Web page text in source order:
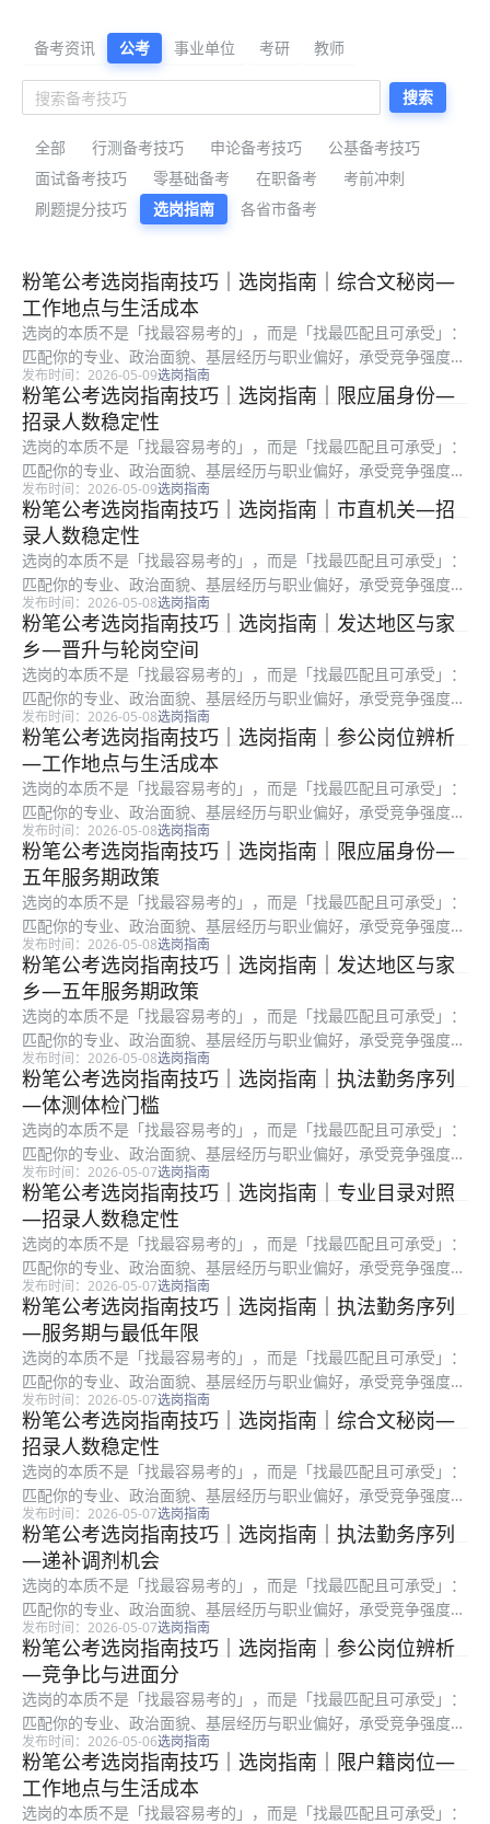
公考备考资料与公告解读
备考资讯 公考 事业单位 考研 教师
搜索
全部 行测备考技巧 申论备考技巧
公基备考技巧
面试备考技巧
零基础备考 在职备考
考前冲刺
刷题提分技巧
选岗指南 各省市备考
最新公考备考资料
粉笔公考选岗指南技巧｜选岗指南｜综合文秘岗—
工作地点与生活成本
选岗的本质不是「找最容易考的」，而是「找最匹配且可承受」：
匹配你的专业、政治面貌、基层经历与职业偏好，承受竞争强度、
地域成本与岗位强度。很多考生只看招录人数或粗看竞争比，却忽
略备注栏、服务期、最低服务年限、是否需要加试专业科目等硬条
件。把进...
发布时间：2026-05-09选岗指南
粉笔公考选岗指南技巧｜选岗指南｜限应届身份—
招录人数稳定性
选岗的本质不是「找最容易考的」，而是「找最匹配且可承受」：
匹配你的专业、政治面貌、基层经历与职业偏好，承受竞争强度、
地域成本与岗位强度。很多考生只看招录人数或粗看竞争比，却忽
略备注栏、服务期、最低服务年限、是否需要加试专业科目等硬条
件。碎片...
发布时间：2026-05-09选岗指南
粉笔公考选岗指南技巧｜选岗指南｜市直机关—招
录人数稳定性
选岗的本质不是「找最容易考的」，而是「找最匹配且可承受」：
匹配你的专业、政治面貌、基层经历与职业偏好，承受竞争强度、
地域成本与岗位强度。很多考生只看招录人数或粗看竞争比，却忽
略备注栏、服务期、最低服务年限、是否需要加试专业科目等硬条
件。把进...
发布时间：2026-05-08选岗指南
粉笔公考选岗指南技巧｜选岗指南｜发达地区与家
乡—晋升与轮岗空间
选岗的本质不是「找最容易考的」，而是「找最匹配且可承受」：
匹配你的专业、政治面貌、基层经历与职业偏好，承受竞争强度、
地域成本与岗位强度。很多考生只看招录人数或粗看竞争比，却忽
略备注栏、服务期、最低服务年限、是否需要加试专业科目等硬条
件。碎片...
发布时间：2026-05-08选岗指南
粉笔公考选岗指南技巧｜选岗指南｜参公岗位辨析
—工作地点与生活成本
选岗的本质不是「找最容易考的」，而是「找最匹配且可承受」：
匹配你的专业、政治面貌、基层经历与职业偏好，承受竞争强度、
地域成本与岗位强度。很多考生只看招录人数或粗看竞争比，却忽
略备注栏、服务期、最低服务年限、是否需要加试专业科目等硬条
件。复盘...
发布时间：2026-05-08选岗指南
粉笔公考选岗指南技巧｜选岗指南｜限应届身份—
五年服务期政策
选岗的本质不是「找最容易考的」，而是「找最匹配且可承受」：
匹配你的专业、政治面貌、基层经历与职业偏好，承受竞争强度、
地域成本与岗位强度。很多考生只看招录人数或粗看竞争比，却忽
略备注栏、服务期、最低服务年限、是否需要加试专业科目等硬条
件。公告...
发布时间：2026-05-08选岗指南
粉笔公考选岗指南技巧｜选岗指南｜发达地区与家
乡—五年服务期政策
选岗的本质不是「找最容易考的」，而是「找最匹配且可承受」：
匹配你的专业、政治面貌、基层经历与职业偏好，承受竞争强度、
地域成本与岗位强度。很多考生只看招录人数或粗看竞争比，却忽
略备注栏、服务期、最低服务年限、是否需要加试专业科目等硬条
件。官方...
发布时间：2026-05-08选岗指南
粉笔公考选岗指南技巧｜选岗指南｜执法勤务序列
—体测体检门槛
选岗的本质不是「找最容易考的」，而是「找最匹配且可承受」：
匹配你的专业、政治面貌、基层经历与职业偏好，承受竞争强度、
地域成本与岗位强度。很多考生只看招录人数或粗看竞争比，却忽
略备注栏、服务期、最低服务年限、是否需要加试专业科目等硬条
件。先把...
发布时间：2026-05-07选岗指南
粉笔公考选岗指南技巧｜选岗指南｜专业目录对照
—招录人数稳定性
选岗的本质不是「找最容易考的」，而是「找最匹配且可承受」：
匹配你的专业、政治面貌、基层经历与职业偏好，承受竞争强度、
地域成本与岗位强度。很多考生只看招录人数或粗看竞争比，却忽
略备注栏、服务期、最低服务年限、是否需要加试专业科目等硬条
件。公告...
发布时间：2026-05-07选岗指南
粉笔公考选岗指南技巧｜选岗指南｜执法勤务序列
—服务期与最低年限
选岗的本质不是「找最容易考的」，而是「找最匹配且可承受」：
匹配你的专业、政治面貌、基层经历与职业偏好，承受竞争强度、
地域成本与岗位强度。很多考生只看招录人数或粗看竞争比，却忽
略备注栏、服务期、最低服务年限、是否需要加试专业科目等硬条
件。复盘...
发布时间：2026-05-07选岗指南
粉笔公考选岗指南技巧｜选岗指南｜综合文秘岗—
招录人数稳定性
选岗的本质不是「找最容易考的」，而是「找最匹配且可承受」：
匹配你的专业、政治面貌、基层经历与职业偏好，承受竞争强度、
地域成本与岗位强度。很多考生只看招录人数或粗看竞争比，却忽
略备注栏、服务期、最低服务年限、是否需要加试专业科目等硬条
件。复盘...
发布时间：2026-05-07选岗指南
粉笔公考选岗指南技巧｜选岗指南｜执法勤务序列
—递补调剂机会
选岗的本质不是「找最容易考的」，而是「找最匹配且可承受」：
匹配你的专业、政治面貌、基层经历与职业偏好，承受竞争强度、
地域成本与岗位强度。很多考生只看招录人数或粗看竞争比，却忽
略备注栏、服务期、最低服务年限、是否需要加试专业科目等硬条
件。碎片...
发布时间：2026-05-07选岗指南
粉笔公考选岗指南技巧｜选岗指南｜参公岗位辨析
—竞争比与进面分
选岗的本质不是「找最容易考的」，而是「找最匹配且可承受」：
匹配你的专业、政治面貌、基层经历与职业偏好，承受竞争强度、
地域成本与岗位强度。很多考生只看招录人数或粗看竞争比，却忽
略备注栏、服务期、最低服务年限、是否需要加试专业科目等硬条
件。近五...
发布时间：2026-05-06选岗指南
粉笔公考选岗指南技巧｜选岗指南｜限户籍岗位—
工作地点与生活成本
选岗的本质不是「找最容易考的」，而是「找最匹配且可承受」：